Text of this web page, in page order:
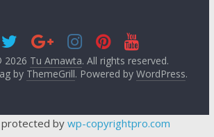
2026 Tu Amawta. All rights reserved.
by ThemeGrill. Powered by WordPress.
by wp-copyrightpro.com